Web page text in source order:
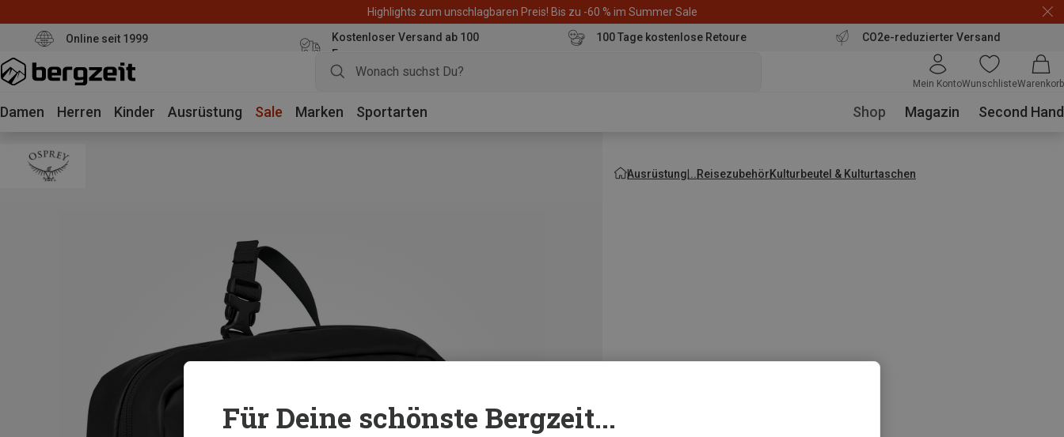
Highlights zum unschlagbaren Preis! Bis zu -60 % im Summer Sale
Online seit 1999
Kostenloser Versand ab 100
Euro
100 Tage kostenlose Retoure CO2e-reduzierter Versand
Mein KontoWunschlisteWarenkorb
Damen Herren Kinder Ausrüstung Sale Marken Sportarten Shop Magazin Second Hand
Ausrüstung ReisezubehörKulturbeutel & Kulturtaschen
Für Deine schönste Bergzeit...